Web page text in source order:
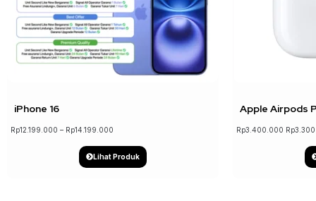
↓ 8%
iPhone 16
Rp12.199.000 – Rp14.199.000
Lihat Produk
Apple Airpods
Rp3.400.000 Rp